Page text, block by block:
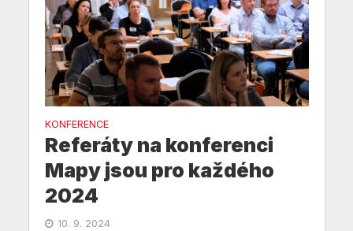
KONFERENCE
Referáty na konferenci
Mapy jsou pro každého
2024
10. 9. 2024